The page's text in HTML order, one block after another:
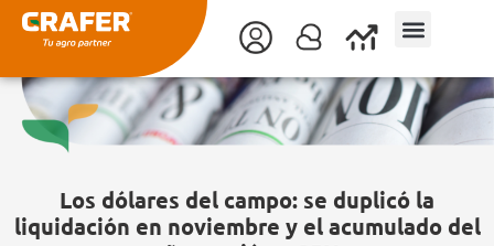
contenido
Los dólares del campo: se duplicó la
liquidación en noviembre y el acumulado del